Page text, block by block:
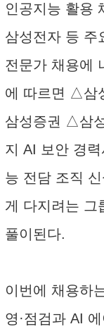
인공지능 활용
삼성전자 등 주
전문가 채용에
에 따르면 △삼
삼성증권 △삼
지 AI 보안 경
능 전담 조직
게 다지려는 그
풀이된다.
이번에 채용하
영·점검과 AI